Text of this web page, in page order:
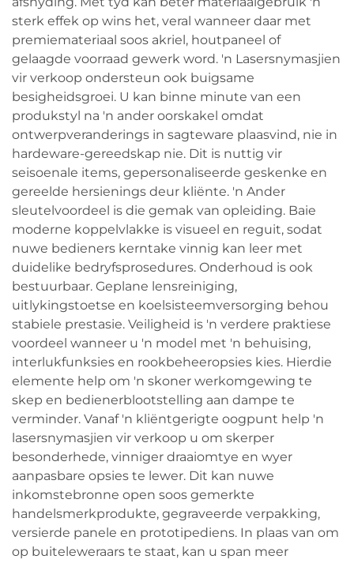
sterk effek op wins het, veral wanneer daar met
premiemateriaal soos akriel, houtpaneel of
gelaagde voorraad gewerk word. 'n Lasersnymasjien
vir verkoop ondersteun ook buigsame
besigheidsgroei. U kan binne minute van een
produkstyl na 'n ander oorskakel omdat
ontwerpveranderings in sagteware plaasvind, nie in
hardeware-gereedskap nie. Dit is nuttig vir
seisoenale items, gepersonaliseerde geskenke en
gereelde hersienings deur kliënte. 'n Ander
sleutelvoordeel is die gemak van opleiding. Baie
moderne koppelvlakke is visueel en reguit, sodat
nuwe bedieners kerntake vinnig kan leer met
duidelike bedryfsprosedures. Onderhoud is ook
bestuurbaar. Geplane lensreiniging,
uitlykingstoetse en koelsisteemversorging behou
stabiele prestasie. Veiligheid is 'n verdere praktiese
voordeel wanneer u 'n model met 'n behuising,
interlukfunksies en rookbeheeropsies kies. Hierdie
elemente help om 'n skoner werkomgewing te
skep en bedienerblootstelling aan dampe te
verminder. Vanaf 'n kliëntgerigte oogpunt help 'n
lasersnymasjien vir verkoop u om skerper
besonderhede, vinniger draaiomtye en wyer
aanpasbare opsies te lewer. Dit kan nuwe
inkomstebronne open soos gemerkte
handelsmerkprodukte, gegraveerde verpakking,
versierde panele en prototipediens. In plaas van om
op buiteleweraars te staat, kan u span meer